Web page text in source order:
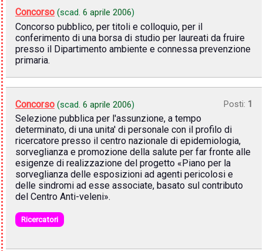
Concorso (scad. 6 aprile 2006)
Concorso pubblico, per titoli e colloquio, per il
conferimento di una borsa di studio per laureati da fruire
presso il Dipartimento ambiente e connessa prevenzione
primaria.
Concorso (scad. 6 aprile 2006) Posti: 1
Selezione pubblica per l'assunzione, a tempo
determinato, di una unita' di personale con il profilo di
ricercatore presso il centro nazionale di epidemiologia,
sorveglianza e promozione della salute per far fronte alle
esigenze di realizzazione del progetto «Piano per la
sorveglianza delle esposizioni ad agenti pericolosi e
delle sindromi ad esse associate, basato sul contributo
del Centro Anti-veleni».
Ricercatori